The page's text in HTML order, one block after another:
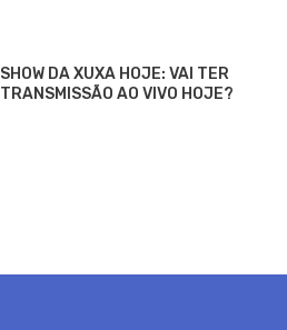
SHOW DA XUXA HOJE: VAI TER
TRANSMISSÃO AO VIVO HOJE?